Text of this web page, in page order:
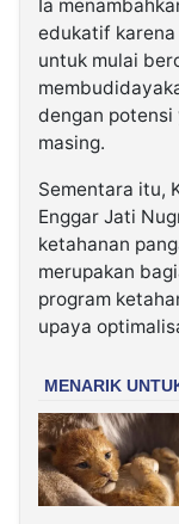
Ia
edukatif
untuk mulai
dengan
masing.
Sementara itu,
Enggar Jati
ketahanan
merupakan
program
upaya